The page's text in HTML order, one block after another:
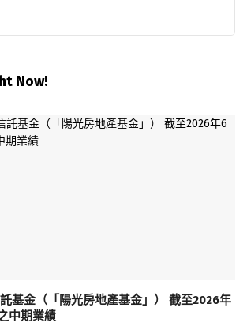
Now!
基金（「陽光房地產基金」） 截至2026年
中期業績